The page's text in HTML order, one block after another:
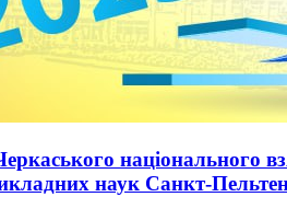
національного
наук Санкт-